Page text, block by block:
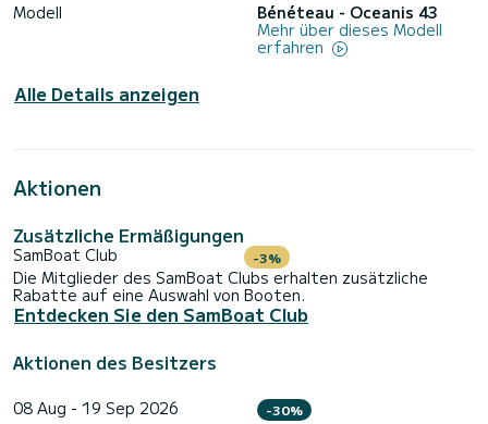
Modell
Bénéteau - Oceanis 43
Mehr über dieses Modell
erfahren
Alle Details anzeigen
Aktionen
Zusätzliche Ermäßigungen
SamBoat Club -3%
Die Mitglieder des SamBoat Clubs erhalten zusätzliche
Rabatte auf eine Auswahl von Booten.
Entdecken Sie den SamBoat Club
Aktionen des Besitzers
08 Aug - 19 Sep 2026 -30%